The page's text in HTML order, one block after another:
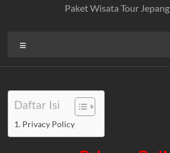
Paket Wisata Tour
Daftar Isi
Privacy Policy